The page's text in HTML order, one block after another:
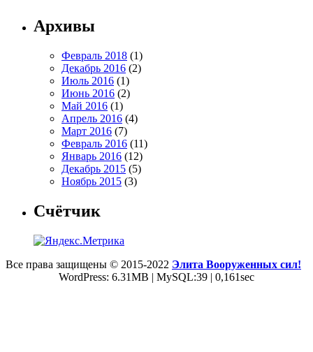
Архивы
Февраль 2018 (1)
Декабрь 2016 (2)
Июль 2016 (1)
Июнь 2016 (2)
Май 2016 (1)
Апрель 2016 (4)
Март 2016 (7)
Февраль 2016 (11)
Январь 2016 (12)
Декабрь 2015 (5)
Ноябрь 2015 (3)
Счётчик
Все права защищены © 2015-2022 Элита Вооруженных сил!
WordPress: 6.31MB | MySQL:39 | 0,161sec